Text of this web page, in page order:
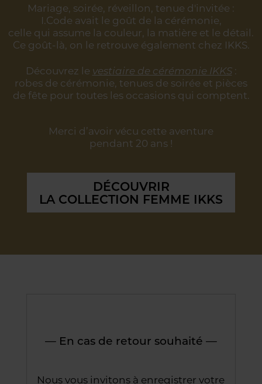
Mariage, soirée, réveillon, tenue d'invitée :
I.Code avait le goût de la cérémonie,
celle qui assume la couleur, la matière et le détail.
Ce goût-là, on le retrouve également chez IKKS.
Découvrez le vestiaire de cérémonie IKKS:
robes de cérémonie, tenues de soirée et pièces
de fête pour toutes les occasions qui comptent.
Merci d’avoir vécu cette aventure
pendant 20 ans !
DÉCOUVRIR
LA COLLECTION FEMME IKKS
— En cas de retour souhaité —
Nous vous invitons à enregistrer votre